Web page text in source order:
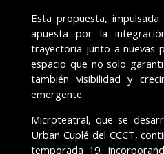
Esta propuesta,
apuesta por la
trayectoria junto a nuevas
espacio que no solo
también visibilidad y
emergente.
Microteatral, que se
Urban Cuplé del CCCT,
temporada 19,